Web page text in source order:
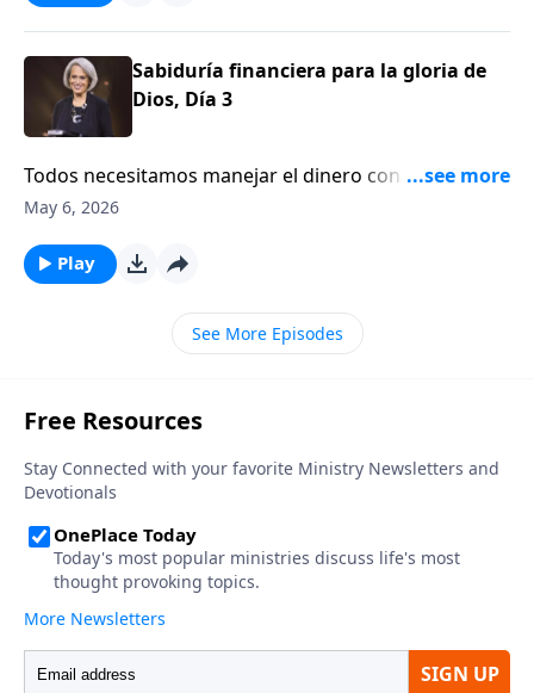
edificante episodio de Aviva Nuestros Corazones.
Sabiduría financiera para la gloria de
Dios, Día 3
Todos necesitamos manejar el dinero con sabiduría.
Sin embargo, parece que a todos nos cuesta hacerlo
tus finanzas en el episodio de hoy. Acompáñanos en
Aviva Nuestros Corazones.
May 6, 2026
Play
See More Episodes